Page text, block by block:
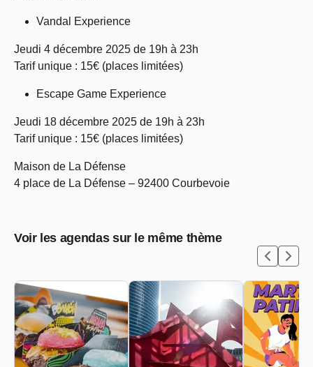
Vandal Experience
Jeudi 4 décembre 2025 de 19h à 23h
Tarif unique : 15€ (places limitées)
Escape Game Experience
Jeudi 18 décembre 2025 de 19h à 23h
Tarif unique : 15€ (places limitées)
Maison de La Défense
4 place de La Défense – 92400 Courbevoie
Voir les agendas sur le même thème